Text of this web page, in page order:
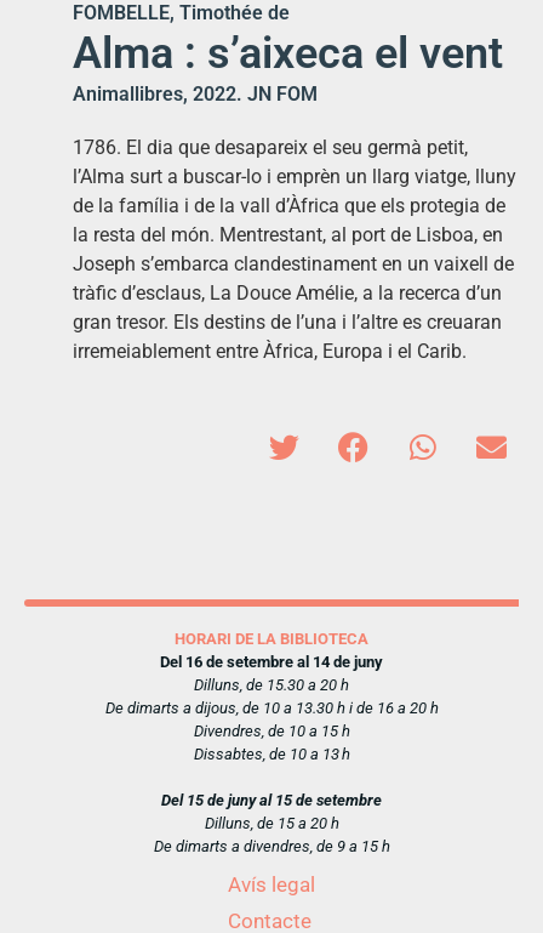
FOMBELLE, Timothée de
Alma : s’aixeca el vent
Animallibres, 2022. JN FOM
1786. El dia que desapareix el seu germà petit,
l’Alma surt a buscar-lo i emprèn un llarg viatge, lluny
de la família i de la vall d’Àfrica que els protegia de
la resta del món. Mentrestant, al port de Lisboa, en
Joseph s’embarca clandestinament en un vaixell de
tràfic d’esclaus, La Douce Amélie, a la recerca d’un
gran tresor. Els destins de l’una i l’altre es creuaran
irremeiablement entre Àfrica, Europa i el Carib.
HORARI DE LA BIBLIOTECA
Del 16 de setembre al 14 de juny
Dilluns, de 15.30 a 20 h
De dimarts a dijous, de 10 a 13.30 h i de 16 a 20 h
Divendres, de 10 a 15 h
Dissabtes, de 10 a 13 h
Del 15 de juny al 15 de setembre
Dilluns, de 15 a 20 h
De dimarts a divendres, de 9 a 15 h
Avís legal
Contacte